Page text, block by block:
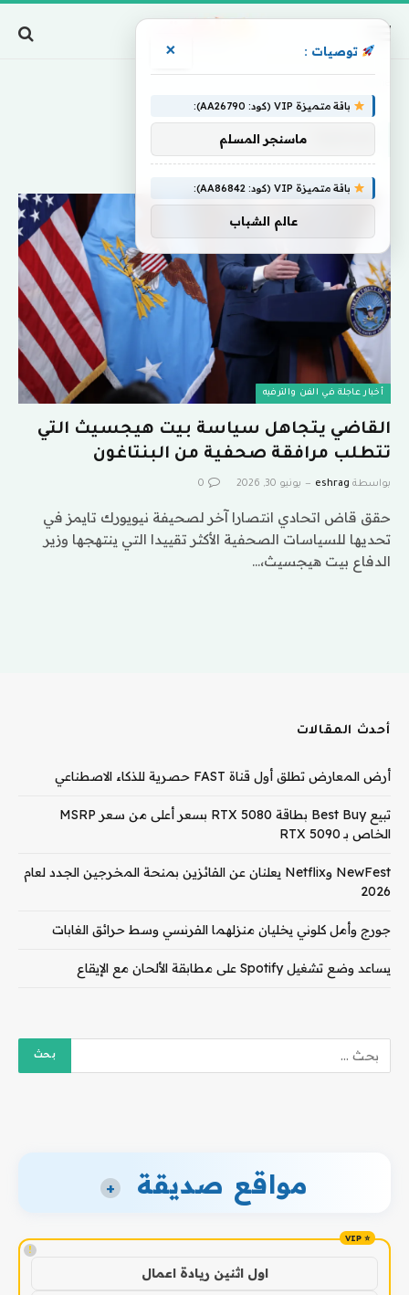
أخبار عاجلة في الفن والترفيه
القاضي يتجاهل سياسة بيت هيجسيث التي
تتطلب مرافقة صحفية من البنتاغون
بواسطة eshrag يونيو 30, 2026 0
حقق قاض اتحادي انتصارا آخر لصحيفة نيويورك تايمز في
تحديها للسياسات الصحفية الأكثر تقييدا ​​التي ينتهجها وزير
الدفاع بيت هيجسيث،…
أحدث المقالات
أرض المعارض تطلق أول قناة FAST حصرية للذكاء الاصطناعي
تبيع Best Buy بطاقة RTX 5080 بسعر أعلى من سعر MSRP
الخاص بـ RTX 5090
NewFest وNetflix يعلنان عن الفائزين بمنحة المخرجين الجدد لعام
2026
جورج وأمل كلوني يخليان منزلهما الفرنسي وسط حرائق الغابات
يساعد وضع تشغيل Spotify على مطابقة الألحان مع الإيقاع
مواقع صديقة +
!
اول اثنين ريادة اعمال
توصيات : ×
باقة متميزة VIP (كود: AA26790):
ماسنجر المسلم
باقة متميزة VIP (كود: AA86842):
عالم الشباب